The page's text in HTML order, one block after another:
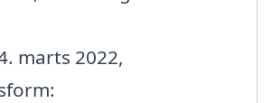
marts 2022,